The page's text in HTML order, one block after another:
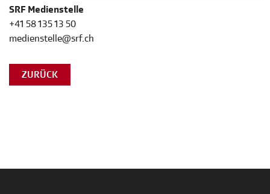
SRF Medienstelle
+41 58 135 13 50
medienstelle@srf.ch
ZURÜCK